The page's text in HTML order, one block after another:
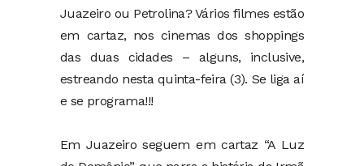
Juazeiro ou Petrolina? Vários filmes estão
em cartaz, nos cinemas dos shoppings
das duas cidades – alguns, inclusive,
estreando nesta quinta-feira (3). Se liga aí
e se programa!!!
Em Juazeiro seguem em cartaz “A Luz